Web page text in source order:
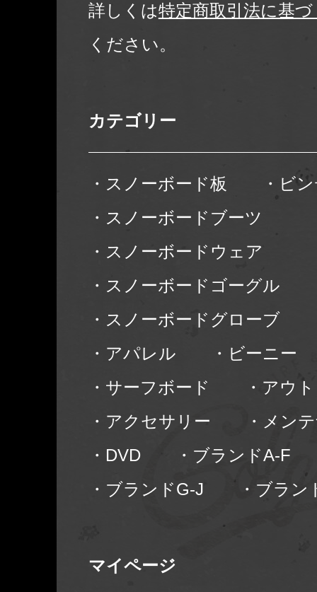
詳しくは特定商取引法に基
ください。
カテゴリー
・スノーボード板
・ビ
・スノーボードブーツ
・スノーボードウェア
・スノーボードゴーグル
・スノーボードグローブ
・アパレル
・ビーニー
・サーフボード
・アウ
・アクセサリー
・メン
・DVD
・ブランドA-F
・ブランドG-J
・ブラン
マイページ